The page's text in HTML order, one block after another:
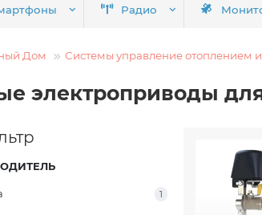
Радио
Дом Системы управление отоплением
электроприводы
1